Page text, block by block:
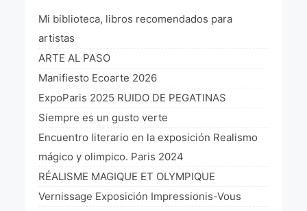
Mi biblioteca, libros recomendados para
artistas
ARTE AL PASO
Manifiesto Ecoarte 2026
ExpoParis 2025 RUIDO DE PEGATINAS
Siempre es un gusto verte
Encuentro literario en la exposición Realismo
mágico y olimpico. Paris 2024
RÉALISME MAGIQUE ET OLYMPIQUE
Vernissage Exposición Impressionis-Vous